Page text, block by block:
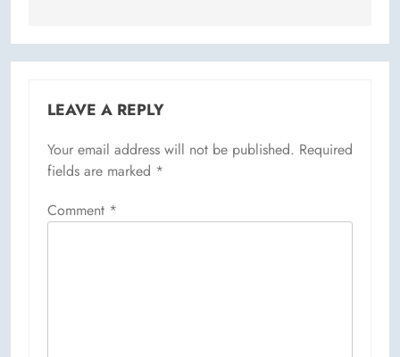
LEAVE A REPLY
Your email address will not be published. Required
fields are marked *
Comment *